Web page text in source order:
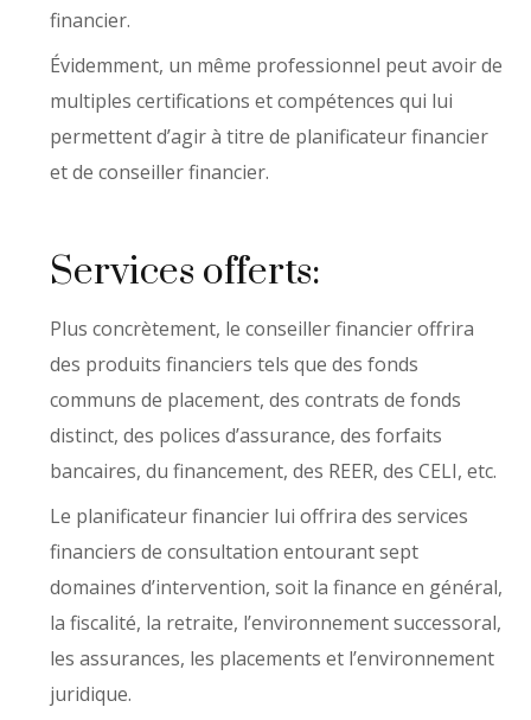
financier.
Évidemment, un même professionnel peut avoir de
multiples certifications et compétences qui lui
permettent d’agir à titre de planificateur financier
et de conseiller financier.
Services offerts:
Plus concrètement, le conseiller financier offrira
des produits financiers tels que des fonds
communs de placement, des contrats de fonds
distinct, des polices d’assurance, des forfaits
bancaires, du financement, des REER, des CELI, etc.
Le planificateur financier lui offrira des services
financiers de consultation entourant sept
domaines d’intervention, soit la finance en général,
la fiscalité, la retraite, l’environnement successoral,
les assurances, les placements et l’environnement
juridique.